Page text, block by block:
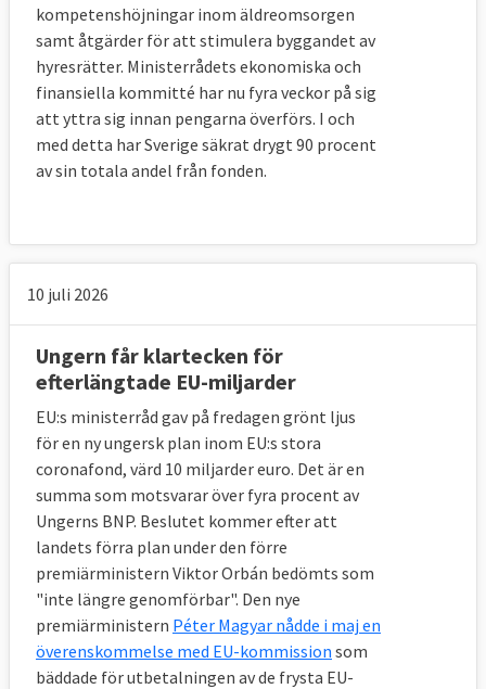
kompetenshöjningar inom äldreomsorgen
samt åtgärder för att stimulera byggandet av
hyresrätter. Ministerrådets ekonomiska och
finansiella kommitté har nu fyra veckor på sig
att yttra sig innan pengarna överförs. I och
med detta har Sverige säkrat drygt 90 procent
av sin totala andel från fonden.
10 juli 2026
Ungern får klartecken för
efterlängtade EU-miljarder
EU:s ministerråd gav på fredagen grönt ljus
för en ny ungersk plan inom EU:s stora
coronafond, värd 10 miljarder euro. Det är en
summa som motsvarar över fyra procent av
Ungerns BNP. Beslutet kommer efter att
landets förra plan under den förre
premiärministern Viktor Orbán bedömts som
"inte längre genomförbar". Den nye
premiärministern Péter Magyar nådde i maj en
överenskommelse med EU-kommission som
bäddade för utbetalningen av de frysta EU-